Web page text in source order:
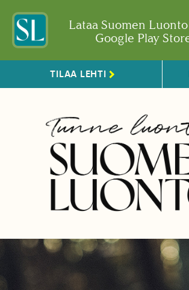
Lataa Suomen
Google Play
TILAA LEHTI